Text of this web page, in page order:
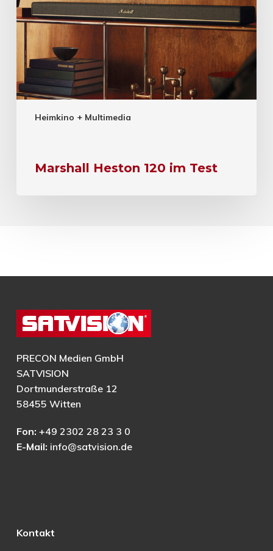
Heimkino + Multimedia
Marshall Heston 120 im Test
PRECON Medien GmbH
SATVISION
Dortmunderstraße 12
58455 Witten
Fon: +49 2302 28 23 3 0
E-Mail: info@satvision.de
Kontakt